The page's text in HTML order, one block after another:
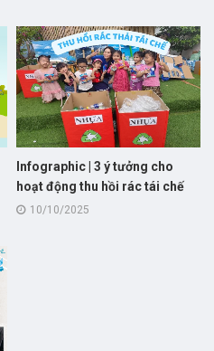
Infographic | 3 ý tưởng cho
hoạt động thu hồi rác tái chế
dành cho "trường học xanh"
10/10/2025